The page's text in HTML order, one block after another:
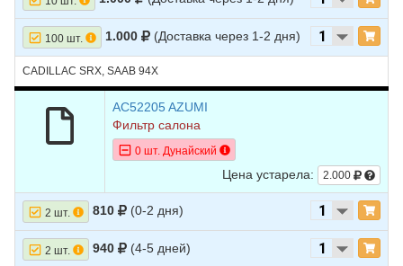
100 шт. 1.000 (Доставка через 1-2 дня)
CADILLAC SRX, SAAB 94X
AC52205 AZUMI
Фильтр салона
0 шт. Дунайский
Цена устарела: 2.000
2 шт. 810 (0-2 дня)
2 шт. 940 (4-5 дней)